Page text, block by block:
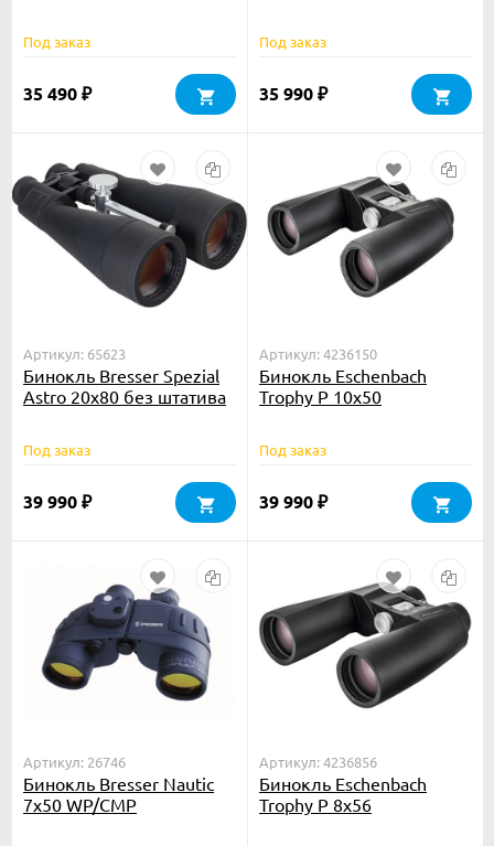
Под заказ
35 490 ₽
Под заказ
35 990 ₽
Артикул: 65623
Бинокль Bresser Spezial
Astro 20x80 без штатива
Под заказ
39 990 ₽
Артикул: 4236150
Бинокль Eschenbach
Trophy P 10x50
Под заказ
39 990 ₽
Артикул: 26746
Бинокль Bresser Nautic
7x50 WP/CMP
Артикул: 4236856
Бинокль Eschenbach
Trophy P 8x56